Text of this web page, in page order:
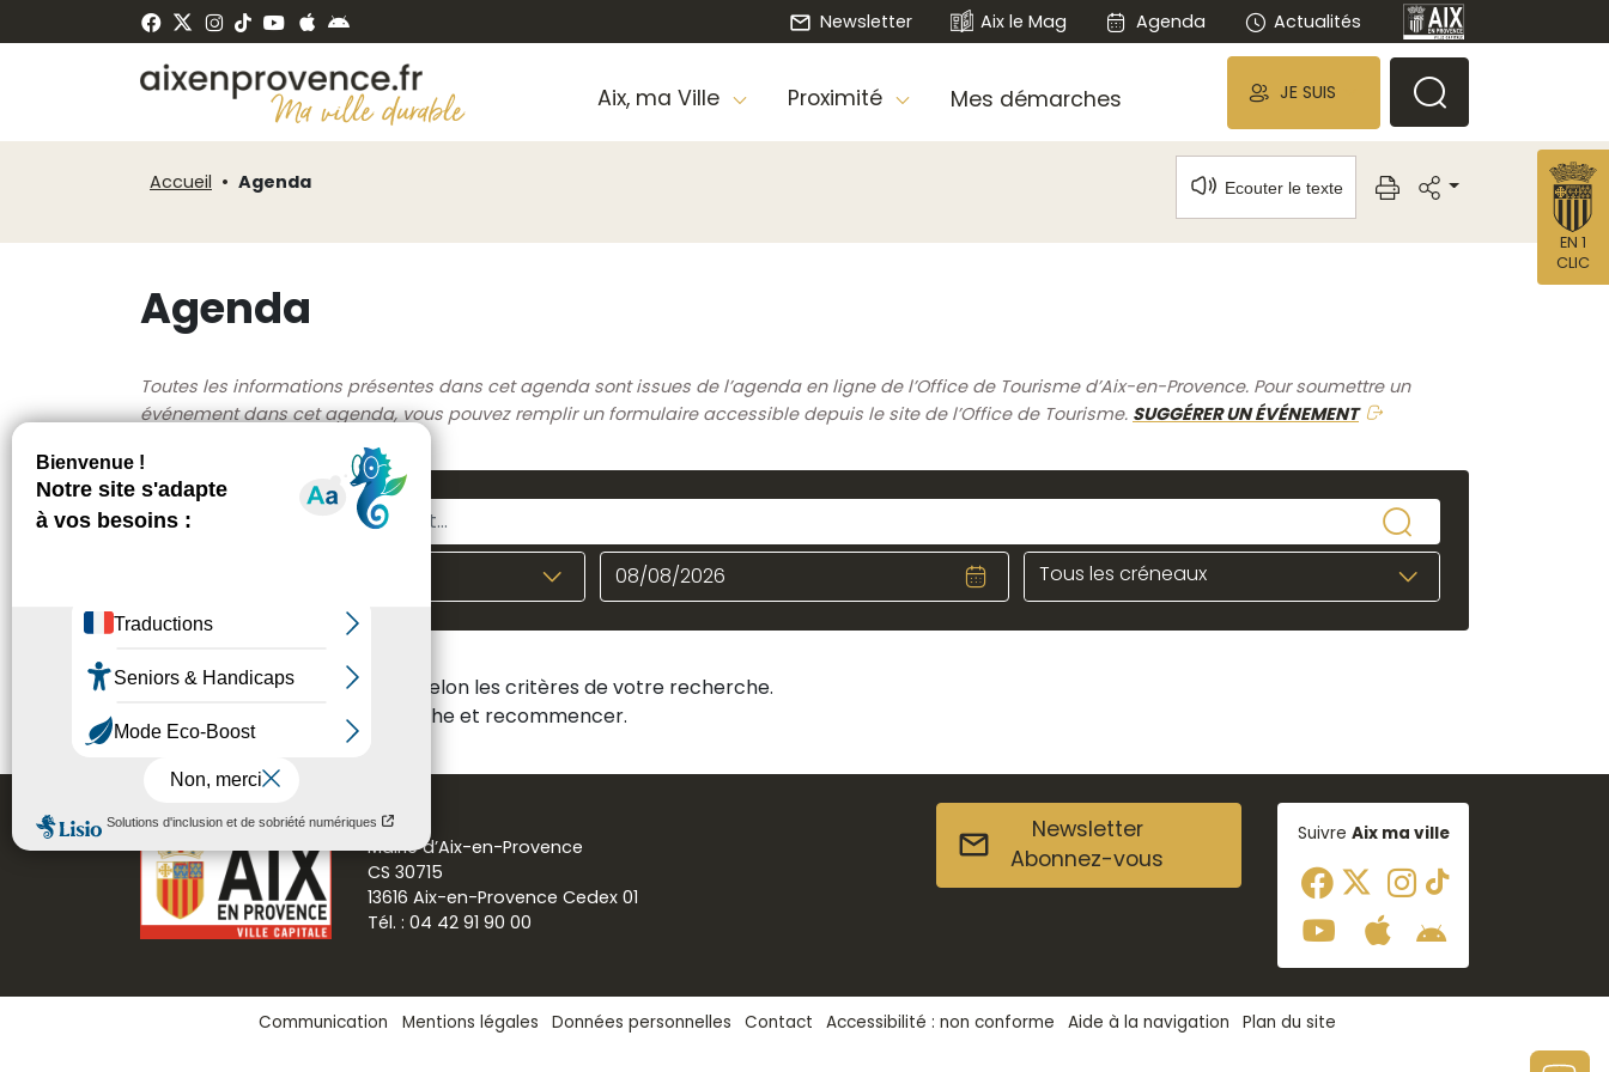
Newsletter Aix le Mag Agenda Actualités
Aix, ma Ville Proximité Mes démarches JE SUIS
Accueil Agenda Ecouter le texte
Agenda
Toutes les informations présentes dans cet agenda sont issues de l’agenda en ligne de l’Office de Tourisme d’Aix-en-Provence. Pour soumettre un
événement dans cet agenda, vous pouvez remplir un formulaire accessible depuis le site de l’Office de Tourisme. SUGGÉRER UN ÉVÉNEMENT
Tous les créneaux
Aucun résultat n'a été trouvé selon les critères de votre recherche.
Veuillez modifier votre recherche et recommencer.
Mairie d’Aix-en-Provence
CS 30715
13616 Aix-en-Provence Cedex 01
Tél. : 04 42 91 90 00
Newsletter
Abonnez-vous
Suivre Aix ma ville
Communication Mentions légales Données personnelles Contact Accessibilité : non conforme Aide à la navigation Plan du site
EN 1
CLIC
de
Panneau de gestion des cookies